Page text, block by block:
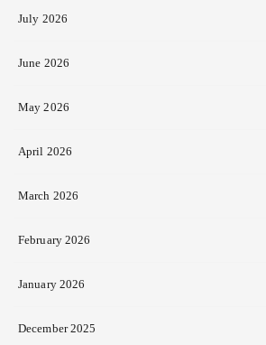
July 2026
June 2026
May 2026
April 2026
March 2026
February 2026
January 2026
December 2025